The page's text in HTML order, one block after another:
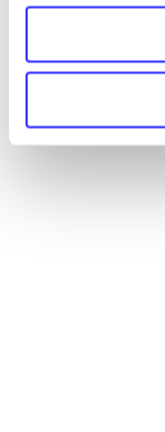
Alle